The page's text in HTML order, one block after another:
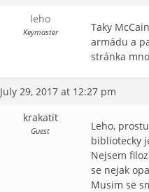
leho
Keymaster
Taky
armádu a
stránka
July 29, 2017 at 12:27 pm
krakatit
Guest
Leho,
bibliotecky
Nejsem
se nejak
Musim se